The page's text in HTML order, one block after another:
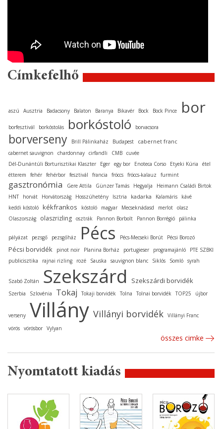
Címkefelhő
aszú Ausztria Badacsony Balaton Baranya Bikavér Bock Bock Pince bor
borfesztivál borkóstolás borkóstoló borvacsora
borverseny Brill Pálinkaház Budapest cabernet franc
cabernet sauvignon chardonnay cirfandli CMB cuvée
Dél-Dunántúli Borturisztikai Klaszter
Eger egy bor Enoteca Corso Etyeki Kúria
étel
étterem
fehér fehérbor fesztivál francia fröccs fröccs-kalauz furmint
gasztronómia Gere Attila Günzer Tamás Hegyalja
Heimann Családi Birtok
HNT
horvát Horvátország Hosszúhetény Isztria kadarka Kalamáris
kávé
keddi kóstoló kékfrankos kóstoló magyar Mecseknádasd merlot olasz
Olaszország
olaszrizling osztrák Pannon Borbolt Pannon Borrégió pálinka
pályázat pezsgő pezsgőház Pécs Pécs-Mecseki Borút Pécsi Borozó
Pécsi borvidék pinot noir Planina Borház portugieser programajánló
PTE SZBKI
publicisztika
rajnai rizling rozé Sauska sauvignon blanc Siklós Somló syrah
Szabó Zoltán Szekszárd Szekszárdi borvidék
Szerbia Szlovénia Tokaj Tokaji borvidék Tolna Tolnai borvidék TOP25 újbor
verseny Villány Villányi borvidék Villányi Franc
vörös vörösbor Vylyan
összes cimke
Nyomtatott kiadás